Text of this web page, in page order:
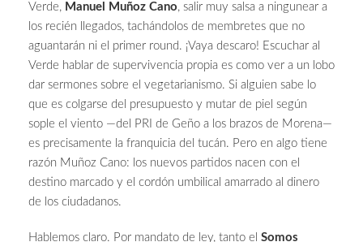
Verde, Manuel Muñoz Cano, salir muy salsa a ningunear a
los recién llegados, tachándolos de membretes que no
aguantarán ni el primer round. ¡Vaya descaro! Escuchar al
Verde hablar de supervivencia propia es como ver a un lobo
dar sermones sobre el vegetarianismo. Si alguien sabe lo
que es colgarse del presupuesto y mutar de piel según
sople el viento —del PRI de Geño a los brazos de Morena—
es precisamente la franquicia del tucán. Pero en algo tiene
razón Muñoz Cano: los nuevos partidos nacen con el
destino marcado y el cordón umbilical amarrado al dinero
de los ciudadanos.
Hablemos claro. Por mandato de ley, tanto el Somos